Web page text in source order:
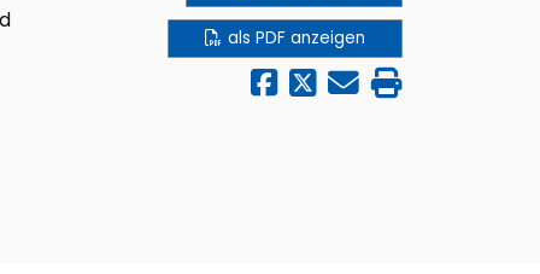
als PDF anzeigen